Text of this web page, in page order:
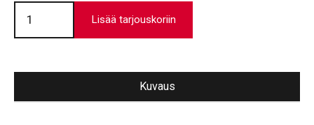
Ankkuripiste
mineriittikatolle
määrä
Lisää tarjouskoriin
Kuvaus